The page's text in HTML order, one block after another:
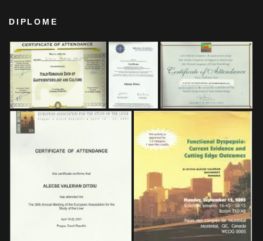
DIPLOME